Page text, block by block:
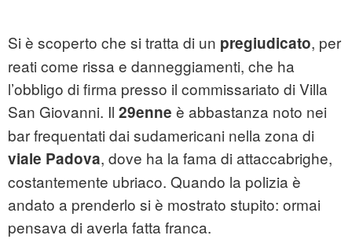
Si è scoperto che si tratta di un pregiudicato, per
reati come rissa e danneggiamenti, che ha
l’obbligo di firma presso il commissariato di Villa
San Giovanni. Il 29enne è abbastanza noto nei
bar frequentati dai sudamericani nella zona di
viale Padova, dove ha la fama di attaccabrighe,
costantemente ubriaco. Quando la polizia è
andato a prenderlo si è mostrato stupito: ormai
pensava di averla fatta franca.